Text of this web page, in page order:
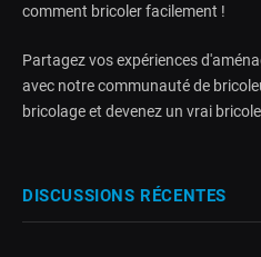
comment bricoler facilement !
Partagez vos expériences
avec notre communauté de
bricolage et devenez un vrai
DISCUSSIONS RÉCENTES